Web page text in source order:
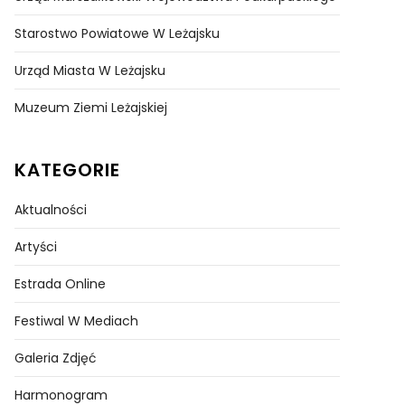
Starostwo Powiatowe W Leżajsku
Urząd Miasta W Leżajsku
Muzeum Ziemi Leżajskiej
KATEGORIE
Aktualności
Artyści
Estrada Online
Festiwal W Mediach
Galeria Zdjęć
Harmonogram